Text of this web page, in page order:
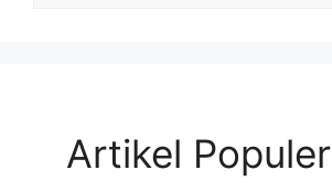
Artikel Populer